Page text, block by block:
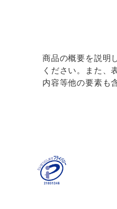
商品の概要を説明
ください。また、
内容等他の要素も